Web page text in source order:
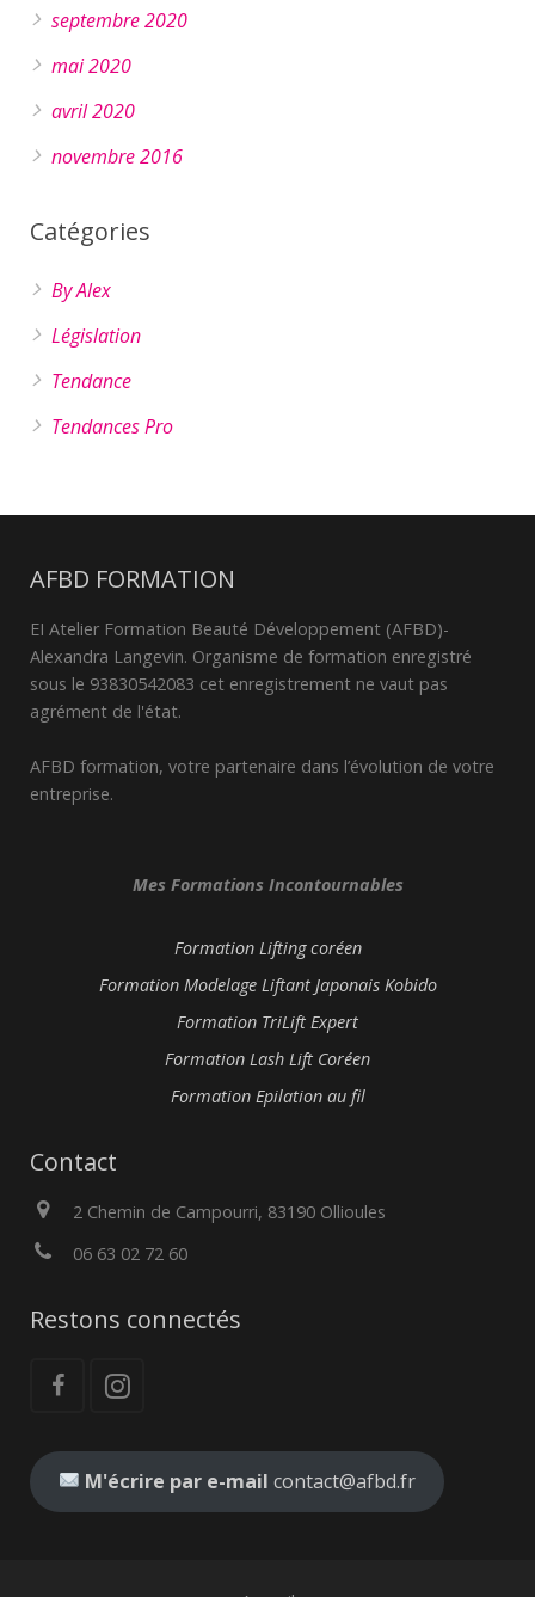
septembre 2020
mai 2020
avril 2020
novembre 2016
Catégories
By Alex
Législation
Tendance
Tendances Pro
AFBD FORMATION
EI Atelier Formation Beauté Développement (AFBD)-
Alexandra Langevin. Organisme de formation enregistré
sous le 93830542083 cet enregistrement ne vaut pas
agrément de l'état.
AFBD formation, votre partenaire dans l’évolution de votre
entreprise.
Mes Formations Incontournables
Formation Lifting coréen
Formation Modelage Liftant Japonais Kobido
Formation TriLift Expert
Formation Lash Lift Coréen
Formation Epilation au fil
Contact
2 Chemin de Campourri, 83190 Ollioules
06 63 02 72 60
Restons connectés
M'écrire par e-mail contact@afbd.fr